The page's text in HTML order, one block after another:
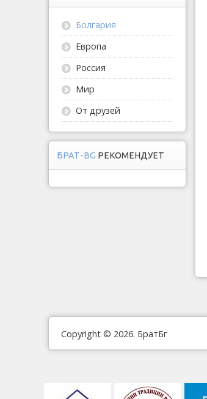
Болгария
Европа
Россия
Мир
От друзей
БРАТ-BG РЕКОМЕНДУЕТ
Copyright © 2026. БратБг